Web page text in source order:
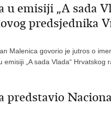
emisiji „A sada
predsjednika
Malenica govorio je jutros o
„A sada Vlada“ Hrvatskog
predstavio